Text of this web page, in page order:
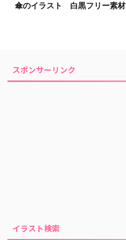
傘のイラスト 白黒フリー素材
スポンサーリンク
イラスト検索